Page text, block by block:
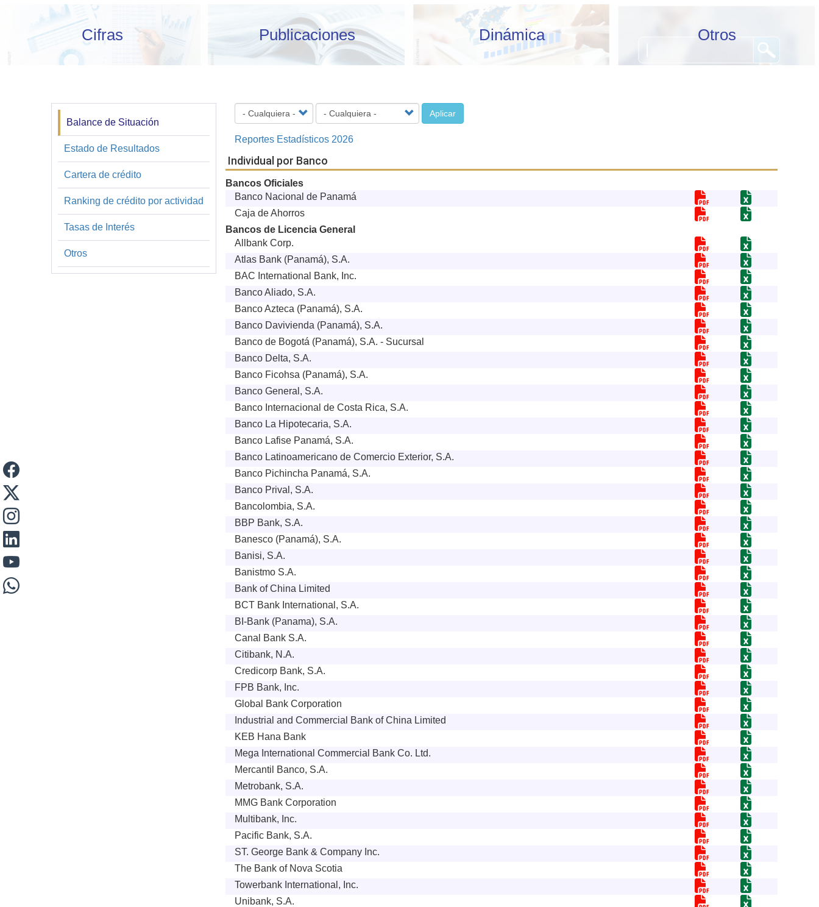
Cifras Publicaciones Dinámica Otros
Financiera
y
Estadística
Balance de Situación
Estado de Resultados
Cartera de crédito
Ranking de crédito por actividad
Tasas de Interés
Otros
Aplicar
Reportes Estadísticos 2026
Individual por Banco
Bancos Oficiales
Banco Nacional de Panamá
Caja de Ahorros
Bancos de Licencia General
Allbank Corp.
Atlas Bank (Panamá), S.A.
BAC International Bank, Inc.
Banco Aliado, S.A.
Banco Azteca (Panamá), S.A.
Banco Davivienda (Panamá), S.A.
Banco de Bogotá (Panamá), S.A. - Sucursal
Banco Delta, S.A.
Banco Ficohsa (Panamá), S.A.
Banco General, S.A.
Banco Internacional de Costa Rica, S.A.
Banco La Hipotecaria, S.A.
Banco Lafise Panamá, S.A.
Banco Latinoamericano de Comercio Exterior, S.A.
Banco Pichincha Panamá, S.A.
Banco Prival, S.A.
Bancolombia, S.A.
BBP Bank, S.A.
Banesco (Panamá), S.A.
Banisi, S.A.
Banistmo S.A.
Bank of China Limited
BCT Bank International, S.A.
BI-Bank (Panama), S.A.
Canal Bank S.A.
Citibank, N.A.
Credicorp Bank, S.A.
FPB Bank, Inc.
Global Bank Corporation
Industrial and Commercial Bank of China Limited
KEB Hana Bank
Mega International Commercial Bank Co. Ltd.
Mercantil Banco, S.A.
Metrobank, S.A.
MMG Bank Corporation
Multibank, Inc.
Pacific Bank, S.A.
ST. George Bank & Company Inc.
The Bank of Nova Scotia
Towerbank International, Inc.
Unibank, S.A.